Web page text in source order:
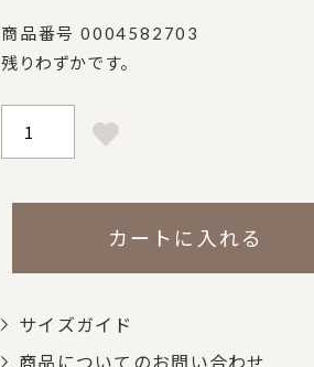
商品番号 0004582703
残りわずかです。
カートに入れる
サイズガイド
商品についてのお問い合わせ